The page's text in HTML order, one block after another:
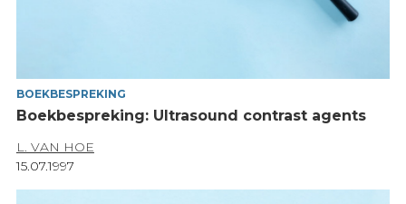
BOEKBESPREKING
Boekbespreking: Ultrasound contrast agents
L. VAN HOE
15.07.1997